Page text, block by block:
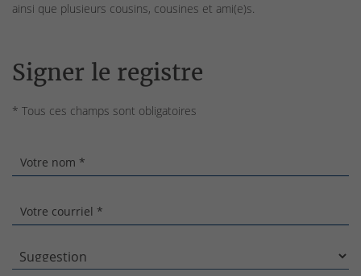
ainsi que plusieurs cousins, cousines et ami(e)s.
Signer le registre
* Tous ces champs sont obligatoires
Votre nom *
Votre courriel *